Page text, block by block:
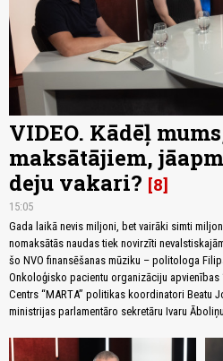
VIDEO. Kādēļ
maksātājiem,
deju vakari? 8
15:05
Gada laikā nevis miljoni, bet vairāki simti
nomaksātās naudas tiek novirzīti
šo NVO finansēšanas mūziku – politologa
Onkoloģisko pacientu organizāciju apvienības
Centrs “MARTA” politikas koordinatori Beatu
ministrijas parlamentāro sekretāru Ivaru